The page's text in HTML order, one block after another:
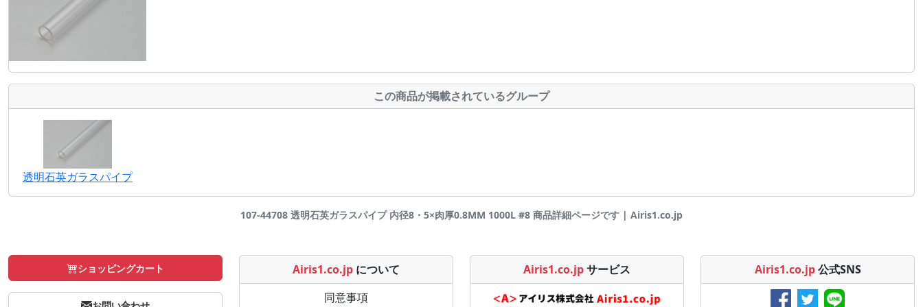
この商品が掲載されているグループ
透明石英ガラスパイプ
107-44708 透明石英ガラスパイプ 内径8・5×肉厚0.8MM 1000L #8 商品詳細ページです | Airis1.co.jp
ショッピングカート Airis1.co.jp について
同意事項
Airis1.co.jpサービス Airis1.co.jp 公式SNS